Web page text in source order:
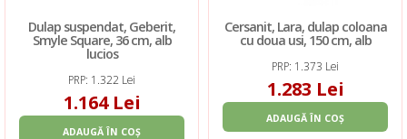
Dulap suspendat, Geberit,
Smyle Square, 36 cm, alb
lucios
PRP: 1.322 Lei
1.164 Lei
ADAUGĂ ÎN COȘ
Cersanit, Lara, dulap coloana
cu doua usi, 150 cm, alb
PRP: 1.373 Lei
1.283 Lei
ADAUGĂ ÎN COȘ